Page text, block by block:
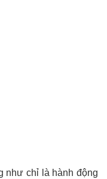
chỉ là hành động vô